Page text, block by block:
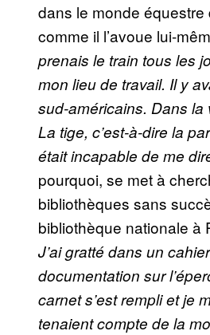
dans le monde équestre
comme il l’avoue lui-
prenais le train tous les
mon lieu de travail. Il y
sud-américains. Dans la
La tige, c’est-à-dire la
était incapable de me
pourquoi, se met à
bibliothèques sans
bibliothèque nationale à
J’ai gratté dans un
documentation sur
carnet s’est rempli et je
tenaient compte de la